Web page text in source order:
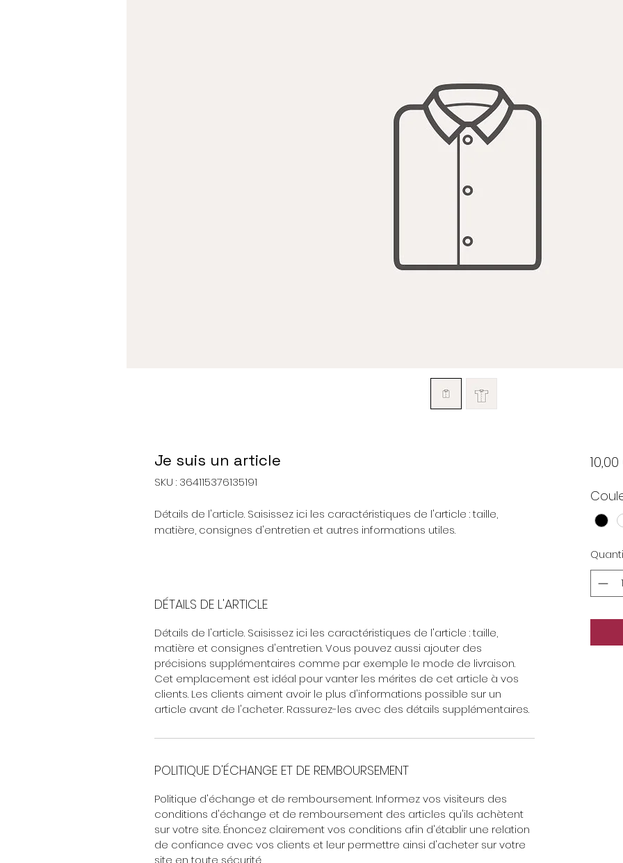
Je suis un article
SKU : 364115376135191
Détails de l'article. Saisissez ici les caractéristiques de l'article : taille,
matière, consignes d'entretien et autres informations utiles.
DÉTAILS DE L'ARTICLE
Détails de l'article. Saisissez ici les caractéristiques de l'article : taille,
matière et consignes d'entretien. Vous pouvez aussi ajouter des
précisions supplémentaires comme par exemple le mode de livraison.
Cet emplacement est idéal pour vanter les mérites de cet article à vos
clients. Les clients aiment avoir le plus d'informations possible sur un
article avant de l'acheter. Rassurez-les avec des détails supplémentaires.
POLITIQUE D'ÉCHANGE ET DE REMBOURSEMENT
Politique d'échange et de remboursement. Informez vos visiteurs des
conditions d'échange et de remboursement des articles qu'ils achètent
sur votre site. Énoncez clairement vos conditions afin d'établir une relation
de confiance avec vos clients et leur permettre ainsi d'acheter sur votre
site en toute sécurité.